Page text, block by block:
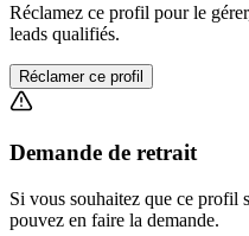
Réclamez ce profil pour le
leads qualifiés.
Réclamer ce profil
Demande de retrait
Si vous souhaitez que ce profil
pouvez en faire la demande.